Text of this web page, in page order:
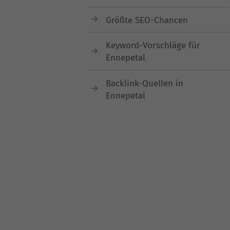
Größte SEO-Chancen
Keyword-Vorschläge für
Ennepetal
Backlink-Quellen in
Ennepetal